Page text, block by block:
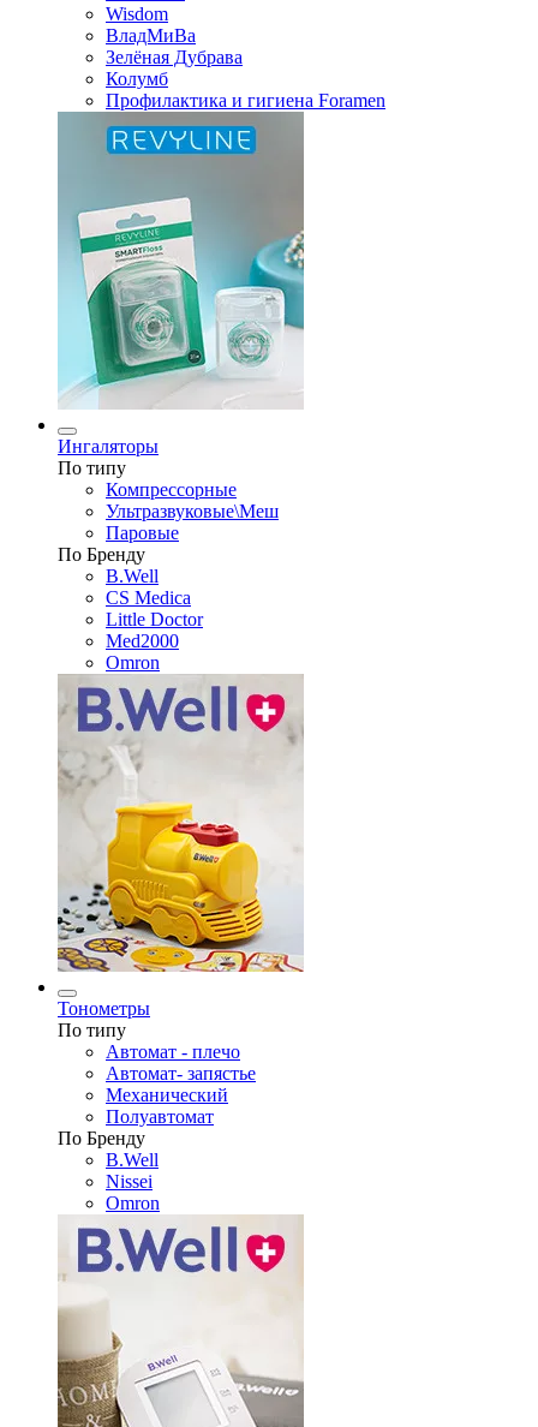
Wisdom
ВладМиВа
Зелёная Дубрава
Колумб
Профилактика и гигиена Foramen
Ингаляторы
По типу
Компрессорные
Ультразвуковые\Меш
Паровые
По Бренду
B.Well
CS Medica
Little Doctor
Med2000
Omron
Тонометры
По типу
Автомат - плечо
Автомат- запястье
Механический
Полуавтомат
По Бренду
B.Well
Nissei
Omron